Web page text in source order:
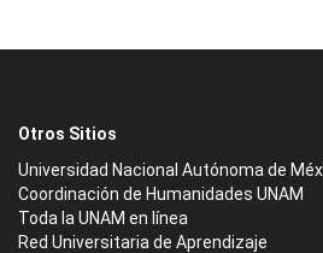
Otros Sitios
Universidad Nacional Autónoma de
Coordinación de Humanidades UNAM
Toda la UNAM en línea
Red Universitaria de Aprendizaje